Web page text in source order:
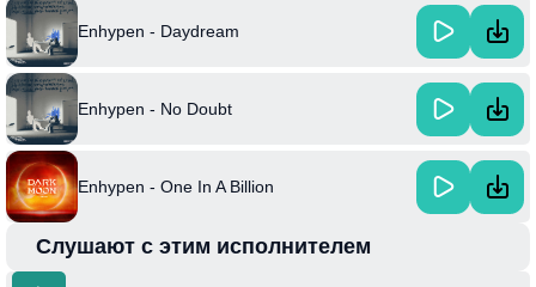
Enhypen - Daydream
Enhypen - No Doubt
Enhypen - One In A Billion
Слушают с этим исполнителем